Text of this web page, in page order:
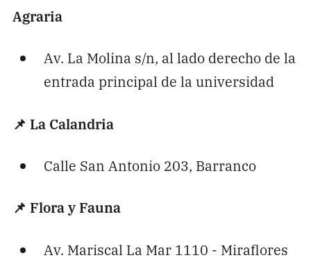
Agraria
Av. La Molina s/n, al lado derecho de la
entrada principal de la universidad
📌 La Calandria
Calle San Antonio 203, Barranco
📌 Flora y Fauna
Av. Mariscal La Mar 1110 - Miraflores